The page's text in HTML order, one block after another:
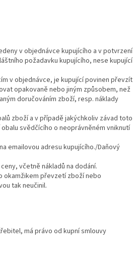
v objednávce kupujícího a v potvrzení
požadavku kupujícího, nese kupující
v objednávce, je kupující povinen převzít
opakovaně nebo jiným způsobem, než
doručováním zboží, resp. náklady
zboží a v případě jakýchkoliv závad toto
svědčícího o neoprávněném vniknutí
emailovou adresu kupujícího./Daňový
včetně nákladů na dodání.
okamžikem převzetí zboží nebo
tak neučinil.
má právo od kupní smlouvy